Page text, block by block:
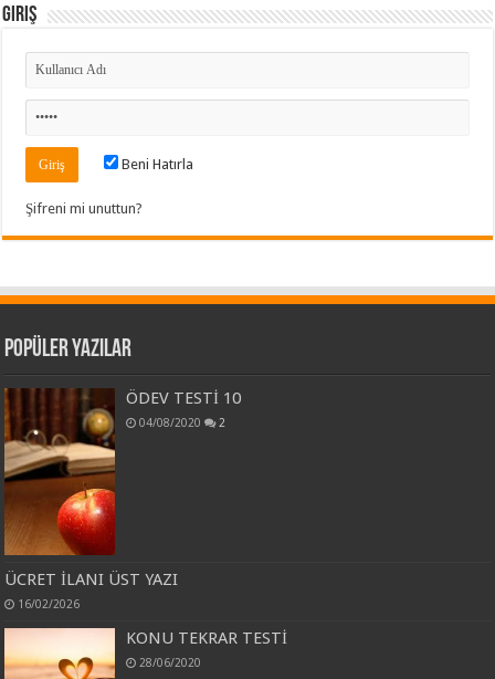
Giriş
Beni Hatırla
Şifreni mi unuttun?
Popüler Yazılar
ÖDEV TESTİ 10
04/08/2020 2
ÜCRET İLANI ÜST YAZI
16/02/2026
KONU TEKRAR TESTİ
28/06/2020